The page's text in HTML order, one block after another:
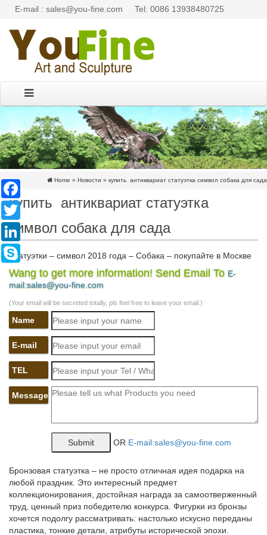
E-mail : sales@you-fine.com Tel: 0086 13938480725
Home » Новости » купить антиквариат статуэтка символ собака для сада
купить антиквариат статуэтка
символ собака для сада
Статуэтки – символ 2018 года – Собака – покупайте в Москве
по…
Приобрести товары из раздела Статуэтки – символ 2018 года
– Собака, по низкой | оптовой цене можно в нашем интернет –
магазине Фабрика Желаний.Надежный магазин оптовых цен!
Корзина покупок.
Статуэтки собак недорого в Москве | Купить статуэтки собак…
Интернет-магазин Территория Уюта предлагает купить
статуэтки собак со склада в Москве. Мы предлагаем: Быструю
доставку по Москве, Санкт-Петербургу и другим городам
России.Символ года 2018 (собака). Новогодние товары.
Фигурки и статуэтки собак купить в Москве. Заказать фигурки…
Фигурки и статуэтки собак в Москве. Вы выбрали: Поиск:
собака.Увеличить. Сувенир «Собака Дружок», символ года,
гжель.
Статуэтки серии "Собаки" – купить в интернет магазине…
Статуэтки серии "Собаки". Доставка по Москве и в другие
регионы. Самовывоз. Большой каталог. Фото. Цены. Телефоны
Wang to get more information! Send Email To E-
mail:sales@you-fine.com
(Your email will be secreted totally, pls feel free to leave your email.)
Name
E-mail
TEL
Message
OR E-mail:sales@you-fine.com
Бронзовая статуэтка – не просто отличная идея подарка на
любой праздник. Это интересный предмет
коллекционирования, достойная награда за самоотверженный
труд, ценный приз победителю конкурса. Фигурки из бронзы
хочется подолгу рассматривать: настолько искусно переданы
пластика, тонкие детали, атрибуты исторической эпохи.
Facebook
Twitter
LinkedIn